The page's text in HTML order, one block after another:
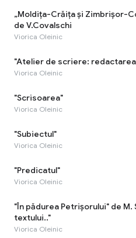
„Moldița-Crăița și Zimbrișor-
de V.Covalschi
Viorica Oleinic
"Atelier de scriere:
Viorica Oleinic
"Scrisoarea"
Viorica Oleinic
"Subiectul"
Viorica Oleinic
"Predicatul"
Viorica Oleinic
"În pădurea Petrișorului" de
textului.."
Viorica Oleinic